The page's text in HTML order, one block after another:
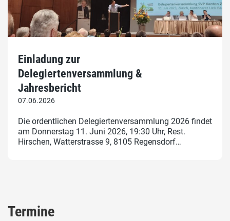
Einladung zur
Delegiertenversammlung &
Jahresbericht
07.06.2026
Die ordentlichen Delegiertenversammlung 2026 findet
am Donnerstag 11. Juni 2026, 19:30 Uhr, Rest.
Hirschen, Watterstrasse 9, 8105 Regensdorf…
Termine